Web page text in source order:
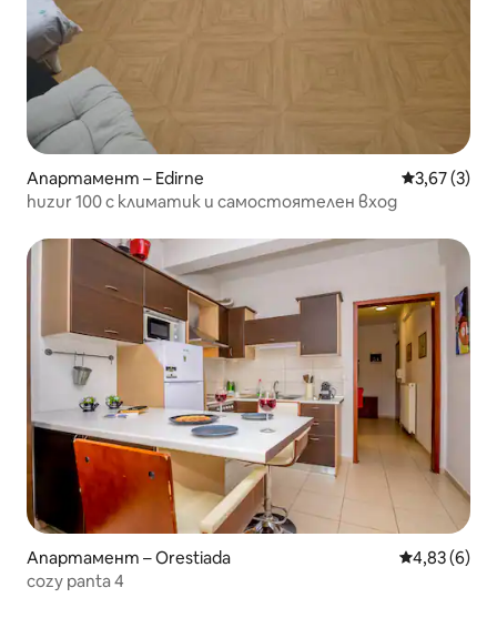
Апартамент – Edirne Средна
3,67 (3)
huzur 100 с климатик и самостоятелен вход
Апартамент – Orestiada Средна
4,83 (6)
cozy panta 4